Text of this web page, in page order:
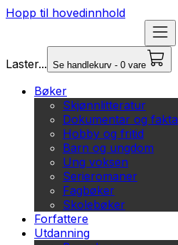
Hopp til hovedinnhold
Laster... Se handlekurv - 0 vare
Bøker
Skjønnlitteratur
Dokumentar og fakta
Hobby og fritid
Barn og ungdom
Ung voksen
Serieromaner
Fagbøker
Skolebøker
Forfattere
Utdanning